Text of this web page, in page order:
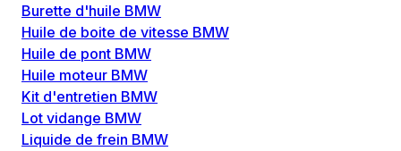
Burette d'huile BMW
Huile de boite de vitesse BMW
Huile de pont BMW
Huile moteur BMW
Kit d'entretien BMW
Lot vidange BMW
Liquide de frein BMW